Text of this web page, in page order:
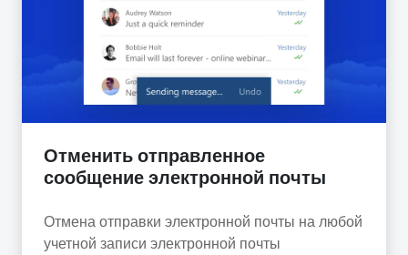
Отменить отправленное
сообщение электронной почты
Отмена отправки электронной почты на любой
учетной записи электронной почты